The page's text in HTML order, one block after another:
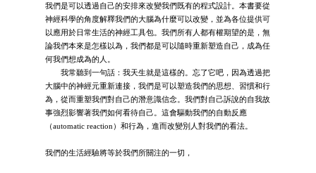
我們是可以透過自己的安排來改變我們既有的程式設計。本書要從
神經科學的角度解釋我們的大腦為什麼可以改變，並為各位提供可
以應用於日常生活的神經工具包。我們所有人都有權期望的是，無
論我們本來是怎樣以為，我們都是可以隨時重新塑造自己，成為任
何我們想成為的人。
我常聽到一句話：我天生就是這樣的。忘了它吧，因為透過把
大腦中的神經元重新連接，我們是可以塑造我們的思想、習慣和行
為，從而重塑我們對自己的潛意識信念。我們對自己訴說的自我故
事強烈影響著我們如何看待自己。這會驅動我們的自動反應
（automatic reaction）和行為，進而改變別人對我們的看法。
我們的生活經驗將等於我們所關注的一切，